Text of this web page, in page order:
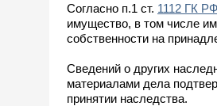
Согласно п.1 ст. 1112 ГК РФ
имущество, в том числе
собственности на
Сведений о других
материалами дела
принятии наследства.